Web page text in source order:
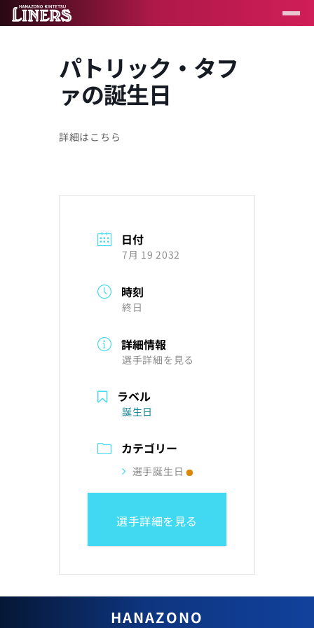
パトリック・タフ
ァの誕生日
詳細はこちら
日付
7月 19 2032
時刻
終日
詳細情報
選手詳細を見る
ラベル
誕生日
カテゴリー
選手誕生日
選手詳細を見る
HANAZONO